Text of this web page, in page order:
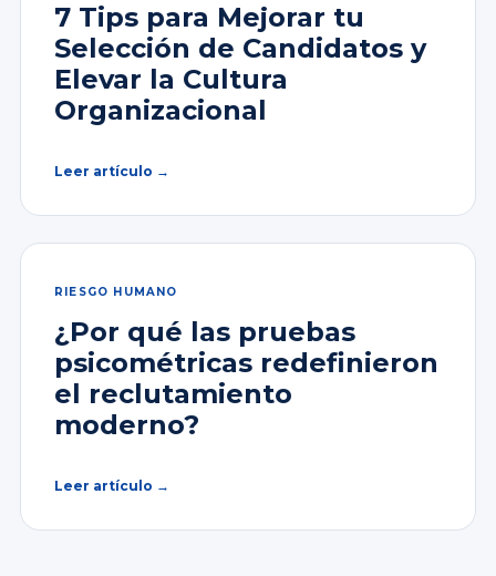
7 Tips para Mejorar tu
Selección de Candidatos y
Elevar la Cultura
Organizacional
Leer artículo →
RIESGO HUMANO
¿Por qué las pruebas
psicométricas redefinieron
el reclutamiento
moderno?
Leer artículo →